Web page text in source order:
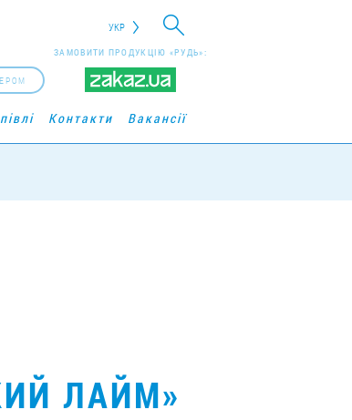
УКР
ЗАМОВИТИ ПРОДУКЦІЮ «РУДЬ»:
Контакти Вакансії
ЛАЙМ»